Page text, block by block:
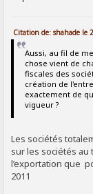
Citation de: shahade le
Aussi, au fil de
chose vient de
fiscales des
création de
exactement de
vigueur ?
Les sociétés
sur les sociétés au
l’exportation que
2011